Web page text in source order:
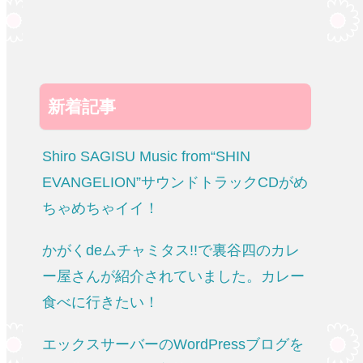
新着記事
Shiro SAGISU Music from“SHIN
EVANGELION”サウンドトラックCDがめ
ちゃめちゃイイ！
かがくdeムチャミタス!!で裏谷四のカレ
ー屋さんが紹介されていました。カレー
食べに行きたい！
エックスサーバーのWordPressブログを